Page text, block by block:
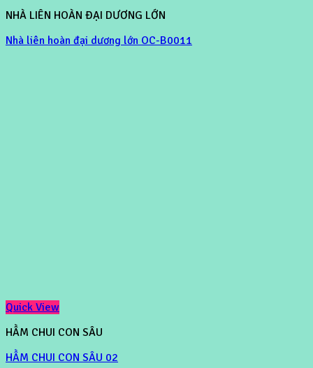
NHÀ LIÊN HOÀN ĐẠI DƯƠNG LỚN
Nhà liên hoàn đại dương lớn OC-B0011
Quick View
HẦM CHUI CON SÂU
HẦM CHUI CON SÂU 02